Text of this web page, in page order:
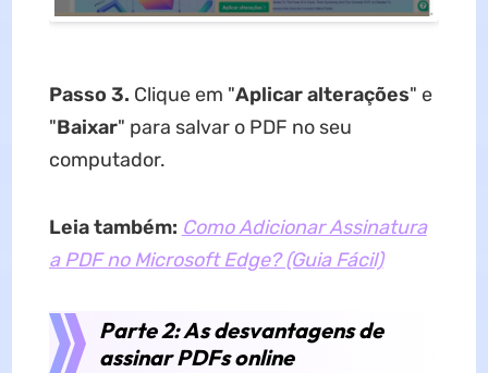
Passo 3. Clique em "Aplicar alterações" e
"Baixar" para salvar o PDF no seu
computador.
Leia também: Como Adicionar Assinatura
a PDF no Microsoft Edge? (Guia Fácil)
Parte 2: As desvantagens de
assinar PDFs online